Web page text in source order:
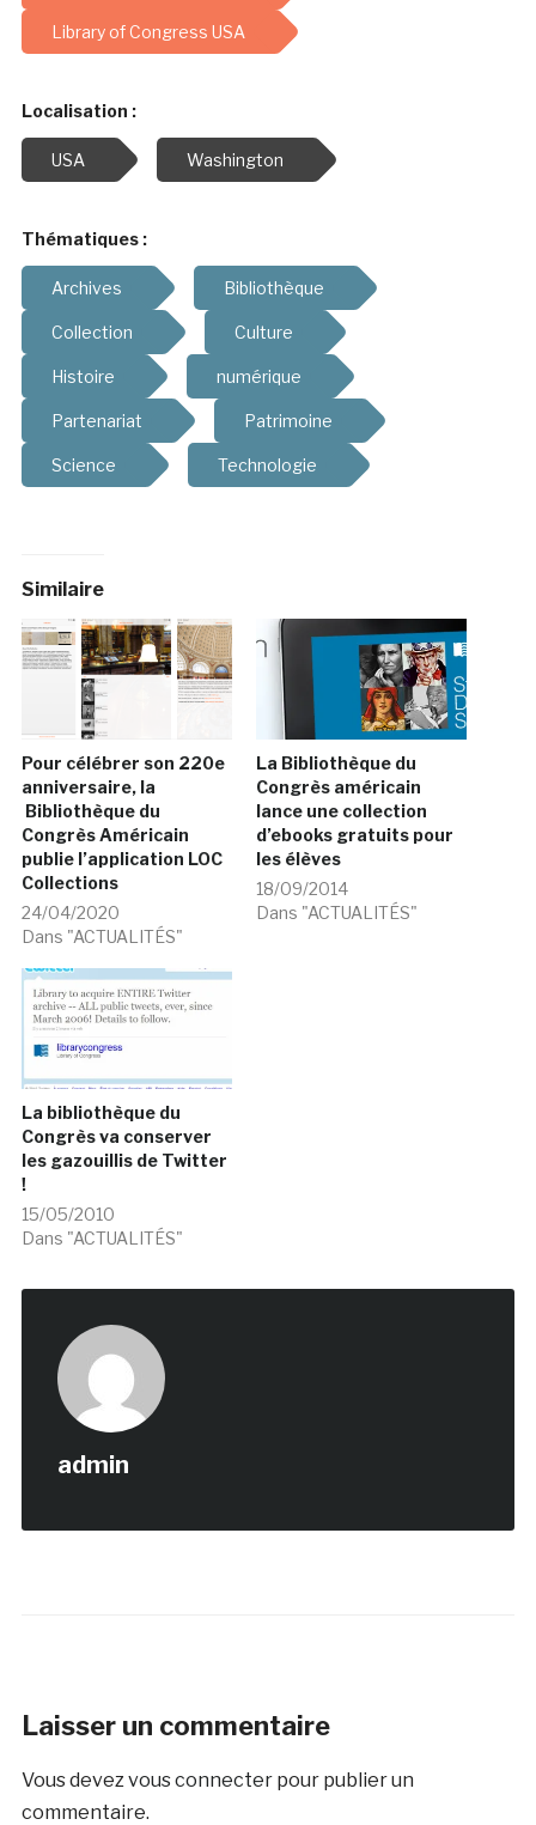
Library of Congress USA
Localisation :
USA Washington
Thématiques :
Archives Bibliothèque
Collection Culture
Histoire numérique
Partenariat Patrimoine
Science Technologie
Similaire
Pour célébrer son 220e
anniversaire, la
Bibliothèque du
Congrès Américain
publie l’application LOC
Collections
24/04/2020
Dans "ACTUALITÉS"
La Bibliothèque du
Congrès américain
lance une collection
d’ebooks gratuits pour
les élèves
18/09/2014
Dans "ACTUALITÉS"
La bibliothèque du
Congrès va conserver
les gazouillis de Twitter
!
15/05/2010
Dans "ACTUALITÉS"
admin
Laisser un commentaire
Vous devez vous connecterpour publier un
commentaire.